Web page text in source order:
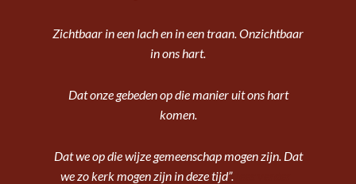
Zichtbaar in een lach en in een traan. Onzichtbaar
in ons hart.
Dat onze gebeden op die manier uit ons hart
komen.
Dat we op die wijze gemeenschap mogen zijn. Dat
we zo kerk mogen zijn in deze tijd”.